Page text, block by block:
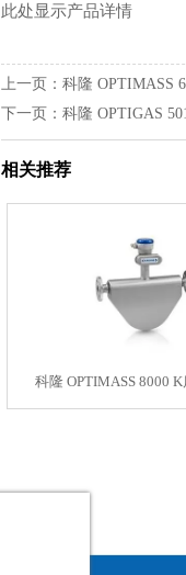
此处显示产品详情
上一页：科隆 OPTIMASS
下一页：科隆 OPTIGAS
相关推荐
科隆 OPTIMASS 8000